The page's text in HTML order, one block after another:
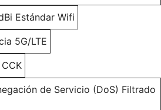
Estándar Wifi
5G/LTE
de Servicio (DoS) Filtrado